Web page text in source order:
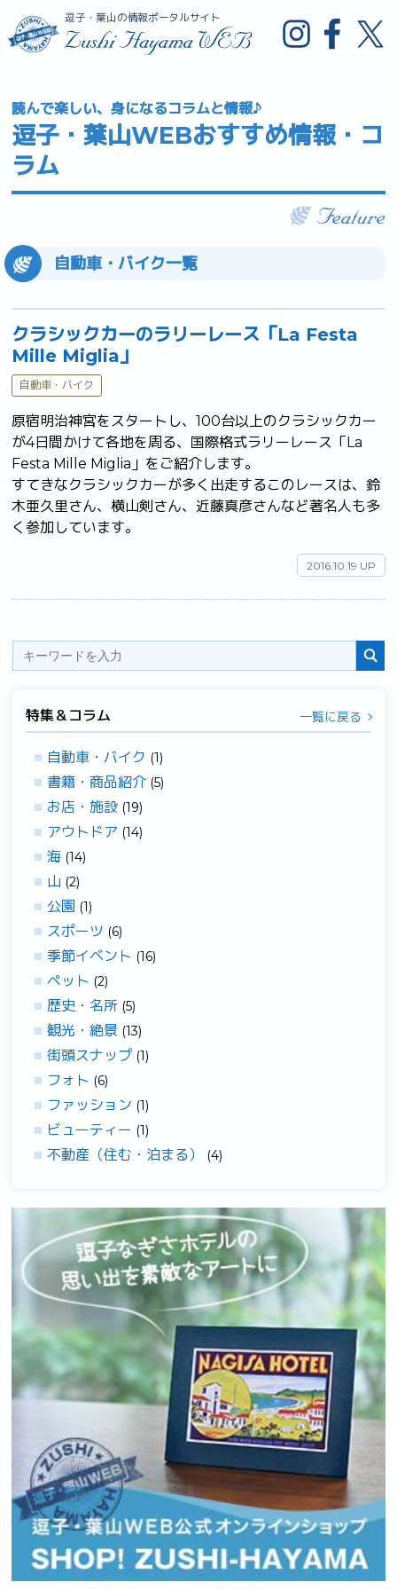
逗子・葉山の情報ポータルサイト
読んで楽しい、身になるコラムと情報♪
逗子・葉山WEBおすすめ情報・コ
ラム
自動車・バイク一覧
クラシックカーのラリーレース「La Festa
Mille Miglia」
自動車・バイク
原宿明治神宮をスタートし、100台以上のクラシックカー
が4日間かけて各地を周る、国際格式ラリーレース「La
Festa Mille Miglia」をご紹介します。
すてきなクラシックカーが多く出走するこのレースは、鈴
木亜久里さん、横山剣さん、近藤真彦さんなど著名人も多
2016.10.19 UP
特集＆コラム 一覧に戻る
自動車・バイク (1)
書籍・商品紹介 (5)
お店・施設 (19)
アウトドア (14)
海 (14)
山 (2)
公園 (1)
スポーツ (6)
季節イベント (16)
ペット (2)
歴史・名所 (5)
観光・絶景 (13)
街頭スナップ (1)
フォト (6)
ファッション (1)
ビューティー (1)
不動産（住む・泊まる） (4)